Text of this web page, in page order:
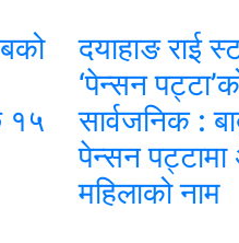
१५
दयाहाङ राई
‘पेन्सन
सार्वजनिक :
पेन्सन पट्टामा
महिलाको नाम